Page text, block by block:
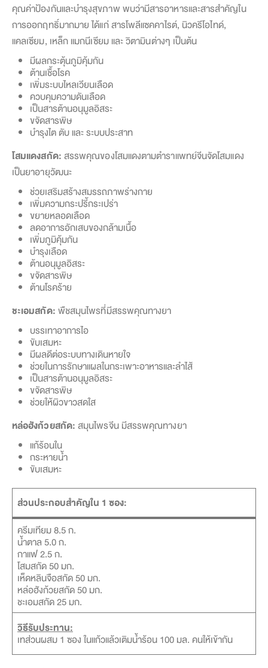
คุณค่าป้องกันและบำรุงสุขภาพ พบว่ามีสารอาหารและสารสำคัญใน
การออกฤทธิ์มากมาย ได้แก่ สารโพลีแซคคาไรต์, นิวครีโอไทด์,
แคลเซียม, เหล็ก แมกนีเซียม และ วิตามินต่างๆ เป็นต้น
มีผลกระตุ้นภูมิคุ้มกัน
ต้านเชื้อโรค
เพิ่มระบบไหลเวียนเลือด
ควบคุมความดันเลือด
เป็นสารต้านอนุมูลอิสระ
ขจัดสารพิษ
บำรุงไต ตับ และ ระบบประสาท
โสมแดงสกัด: สรรพคุณของโสมแดงตามตำราแพทย์จีนจัดโสมแดง
เป็นยาอายุวัฒนะ
ช่วยเสริมสร้างสมรรถภาพร่างกาย
เพิ่มความกระปรี้กระเปร่า
ขยายหลอดเลือด
ลดอาการอักเสบของกล้ามเนื้อ
เพิ่มภูมิคุ้มกัน
บำรุงเลือด
ต้านอนุมูลอิสระ
ขจัดสารพิษ
ต้านโรคร้าย
ชะเอมสกัด: พืชสมุนไพรที่มีสรรพคุณทางยา
บรรเทาอาการไอ
ขับเสมหะ
มีผลดีต่อระบบทางเดินหายใจ
ช่วยในการรักษาแผลในกระเพาะอาหารและลำไส้
เป็นสารต้านอนุมูลอิสระ
ขจัดสารพิษ
ช่วยให้ผิวขาวสดใส
หล่อฮังก้วยสกัด:สมุนไพรจีน มีสรรพคุณทางยา
แก้ร้อนใน
กระหายน้ำ
ขับเสมหะ
ส่วนประกอบสำคัญใน 1 ซอง:
ครีมเทียม 8.5 ก.
น้ำตาล 5.0 ก.
กาแฟ 2.5 ก.
โสมสกัด 50 มก.
เห็ดหลินจือสกัด 50 มก.
หล่อฮังก้วยสกัด 50 มก.
ชะเอมสกัด 25 มก.
วิธีรับประทาน:
เทส่วนผสม 1 ซอง ในแก้วแล้วเติมน้ำร้อน 100 มล. คนให้เข้ากัน